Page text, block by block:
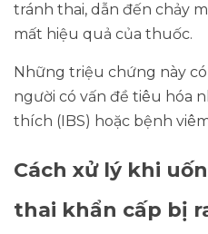
tránh thai, dẫn đến chảy
mất hiệu quả của thuốc.
Những triệu chứng này
người có vấn đề tiêu hóa
thích (IBS) hoặc bệnh
Cách xử lý khi
thai khẩn cấp bị